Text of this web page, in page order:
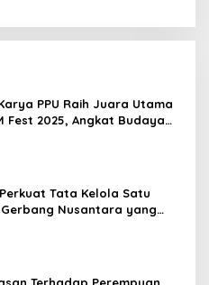
PPU Raih Juara Utama
Fest 2025, Angkat Budaya
Perkuat Tata Kelola Satu
Nusantara yang